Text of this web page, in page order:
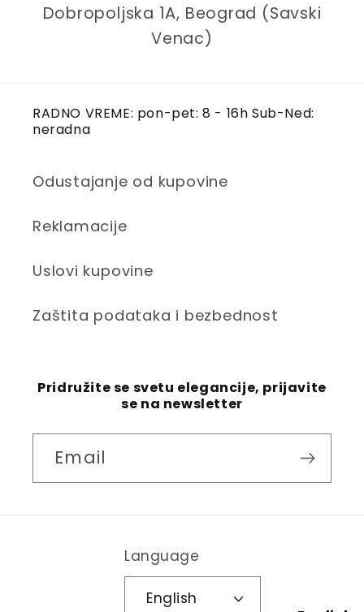
Dobropoljska 1A, Beograd (Savski
Venac)
RADNO VREME: pon-pet: 8 - 16h Sub-Ned:
neradna
Odustajanje od kupovine
Reklamacije
Uslovi kupovine
Zaštita podataka i bezbednost
Pridružite se svetu elegancije, prijavite
se na newsletter
Email
Language
English